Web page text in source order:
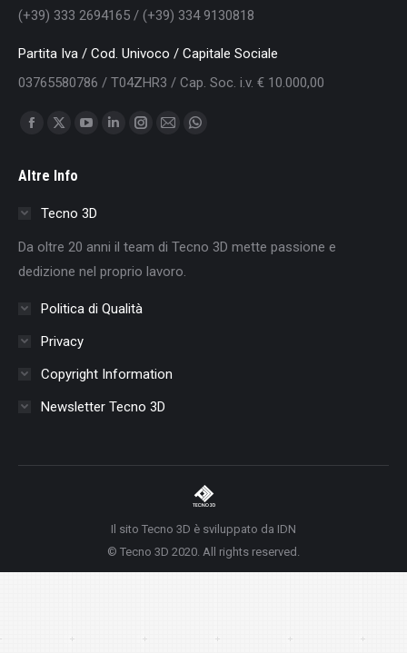
(+39) 333 2694165 / (+39) 334 9130818
Partita Iva / Cod. Univoco / Capitale Sociale
03765580786 / T04ZHR3 / Cap. Soc. i.v. € 10.000,00
Find us on:
Facebook
opens
window
X
opens
window
YouTube
window
Linkedin
window
Instagram
window
Mail
window
Whatsapp
window
Altre Info
Tecno 3D
Da oltre 20 anni il team di Tecno 3D mette passione e
dedizione nel proprio lavoro.
Politica di Qualità
Privacy
Copyright Information
Newsletter Tecno 3D
Il sito Tecno 3D è sviluppato da IDN
© Tecno 3D 2020. All rights reserved.